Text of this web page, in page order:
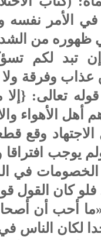
الأمر
ظهوره من
تبد لكم
عذاب وفرقة
تعالى: {إلا
أهل الأهواء
وقع
ولم يوجب
الخصومات في
كان القول
أحب أن
لكان الناس